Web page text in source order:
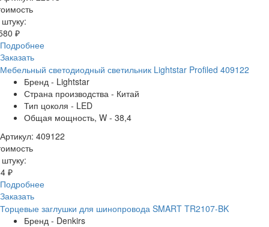
₽
Подробнее
Заказать
Мебельный светодиодный светильник Lightstar Profiled 409122
Бренд - Lightstar
Страна производства - Китай
Тип цоколя - LED
Общая мощность, W - 38,4
Артикул: 409122
₽
Подробнее
Заказать
Торцевые заглушки для шинопровода SMART TR2107-BK
Бренд - Denkirs